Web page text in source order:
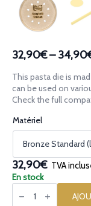
32,90€–
Plage
de
prix :
32,90€
à
34,90€
This pasta die is
can be used on
Check the full
Matériel
32,90€ TVA
En stock
quantité
de